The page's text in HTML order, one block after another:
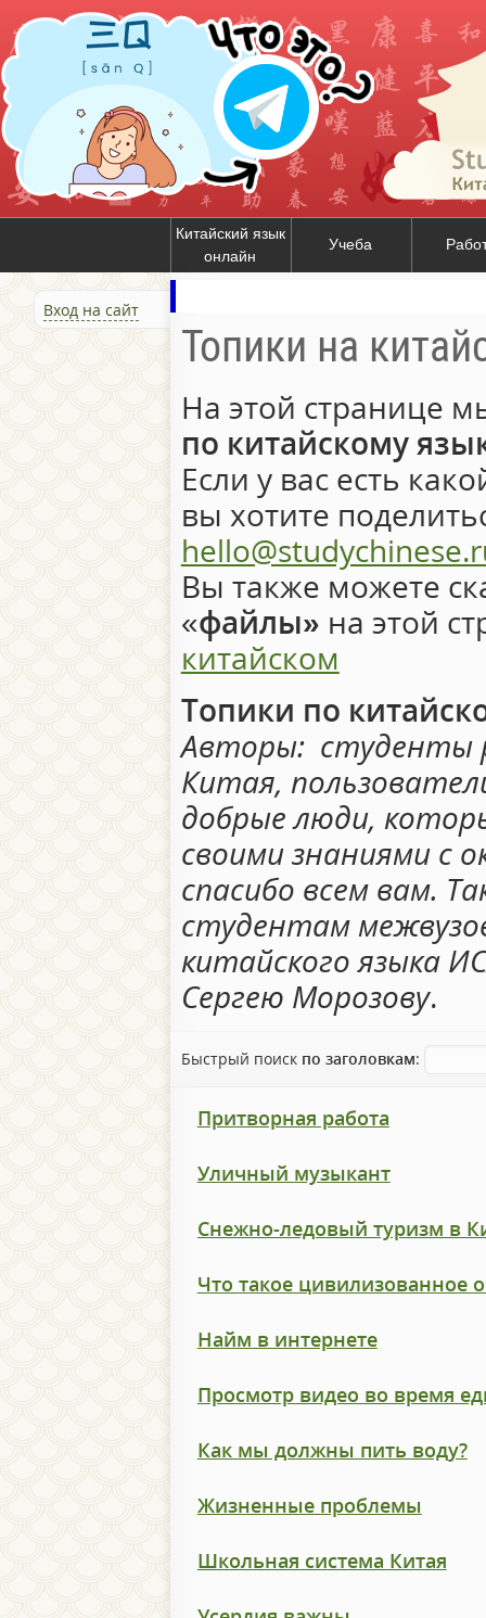
Китайский язык
онлайн
Учеба
Вход на сайт
Топики на
На этой странице
по китайскому
Если у вас есть
вы хотите
Вы также можете
«файлы» на этой
китайском
Топики по
Авторы: студенты
Китая,
добрые люди,
своими знаниями с
спасибо всем вам.
студентам
китайского языка
Сергею Морозову.
Быстрый поиск по заголовкам:
Притворная работа
Уличный музыкант
Снежно-ледовый туризм в
Что такое цивилизованное
Найм в интернете
Просмотр видео во время
Как мы должны пить воду?
Жизненные проблемы
Школьная система Китая